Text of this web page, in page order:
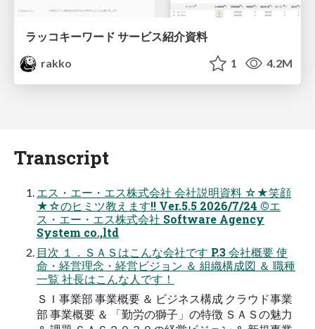
ラッコキーワード サービス紹介資料
rakko
1 4.2M
Transcript
エス・エー・エス株式会社 会社説明資料 ☆★笑顔
★☆のヒミツ教えます!! Ver.5.5 2026/7/24 ©エ
ス・エー・エス株式会社 Software Agency
System co.,ltd
目次 １．ＳＡＳはこんな会社です P.3 会社概要 使
命・経営理念・経営ビジョン ＆ 組織構成図 ＆ 職種
一覧 社長はこんな人です！
ＳＩ事業部 事業概要 ＆ ビジネス構成 クラウド事業
部 事業概要 ＆ 「勤労の獅子」の特徴 ＳＡＳの魅力